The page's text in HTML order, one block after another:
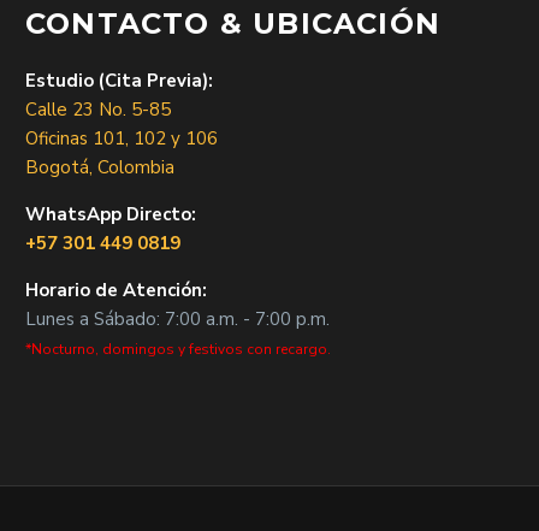
CONTACTO & UBICACIÓN
Estudio (Cita Previa):
Calle 23 No. 5-85
Oficinas 101, 102 y 106
Bogotá, Colombia
WhatsApp Directo:
+57 301 449 0819
Horario de Atención:
Lunes a Sábado: 7:00 a.m. - 7:00 p.m.
*Nocturno, domingos y festivos con recargo.